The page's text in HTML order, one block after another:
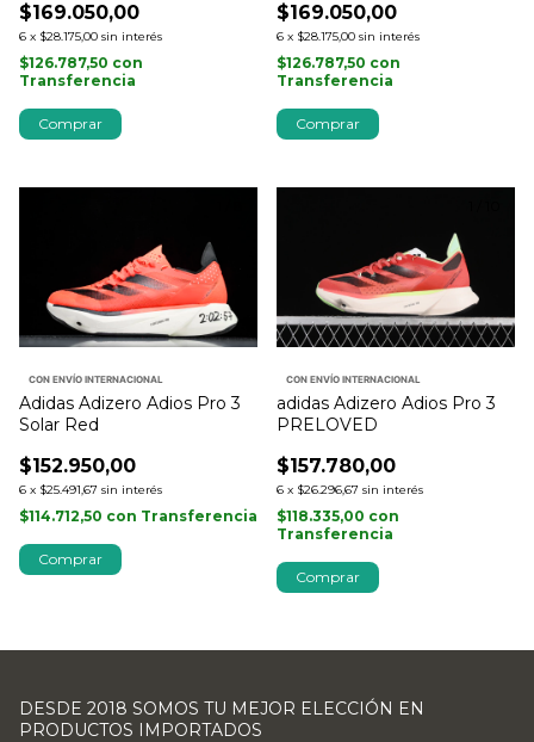
$169.050,00
6 x $28.175,00 sin interés
$126.787,50 con
Transferencia
Comprar
$169.050,00
6 x $28.175,00 sin interés
$126.787,50 con
Transferencia
Comprar
CON ENVÍO INTERNACIONAL
Adidas Adizero Adios Pro 3
Solar Red
$152.950,00
6 x $25.491,67 sin interés
$114.712,50 con Transferencia
Comprar
CON ENVÍO INTERNACIONAL
adidas Adizero Adios Pro 3
PRELOVED
$157.780,00
6 x $26.296,67 sin interés
$118.335,00 con
Transferencia
Comprar
DESDE 2018 SOMOS TU MEJOR ELECCIÓN EN
PRODUCTOS IMPORTADOS